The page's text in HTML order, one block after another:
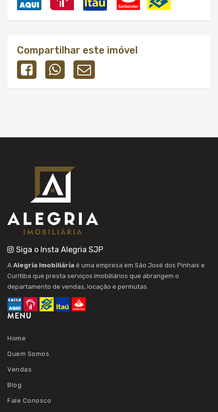
Compartilhar este imóvel
Siga o Insta Alegria SJP
A Alegria Imobiliária é uma empresa em São José dos Pinhais e
Curitiba que presta serviços imobiliários que abrangem o
departamento de vendas, locação e permutas.
MENU
Home
Quem Somos
Vendas
Blog
Fale Conosco